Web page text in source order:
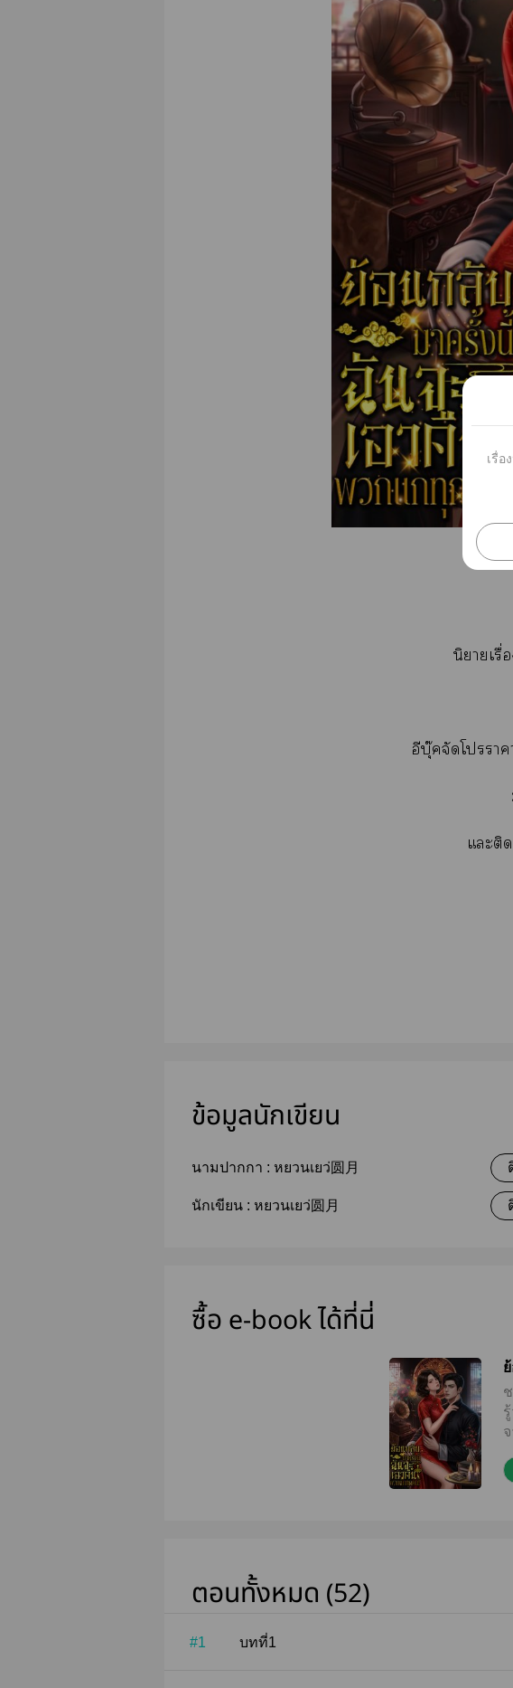
นิยายเรื่
อีบุ๊คจัดโา
แะติ
ข้อมูลนักเขียน
นามปากกา : หยวนเยว่圆月
นักเขียน : หยวนเยว่圆月
ซื้อ e-book ได้ที่นี่
ตอนทั้งหมด (52)
#1 บทที่1
เรื่อ